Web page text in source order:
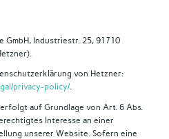
Industriestr. 25, 91710
von Hetzner:
privacy-policy/.
auf Grundlage von Art. 6 Abs.
Interesse an einer
unserer Website. Sofern eine